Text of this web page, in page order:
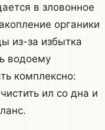
в зловонное
органики
из-за избытка
водоему
комплексно:
ил со дна и